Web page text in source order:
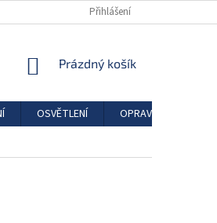
Přihlášení
NÁKUPNÍ
Prázdný košík
OSVĚTLENÍ
OPRAVÁRENSKÉ